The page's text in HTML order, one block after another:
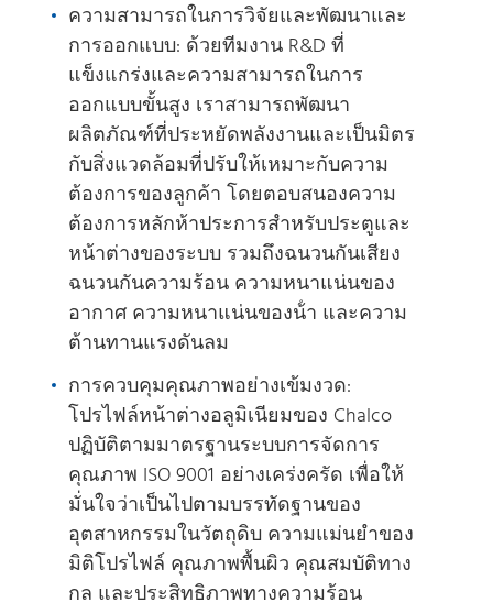
ความสามารถในการวิจัยและพัฒนาและ
การออกแบบ: ด้วยทีมงาน R&D ที่
แข็งแกร่งและความสามารถในการ
ออกแบบขั้นสูง เราสามารถพัฒนา
ผลิตภัณฑ์ที่ประหยัดพลังงานและเป็นมิตร
กับสิ่งแวดล้อมที่ปรับให้เหมาะกับความ
ต้องการของลูกค้า โดยตอบสนองความ
ต้องการหลักห้าประการสําหรับประตูและ
หน้าต่างของระบบ รวมถึงฉนวนกันเสียง
ฉนวนกันความร้อน ความหนาแน่นของ
อากาศ ความหนาแน่นของน้ํา และความ
ต้านทานแรงดันลม
การควบคุมคุณภาพอย่างเข้มงวด:
โปรไฟล์หน้าต่างอลูมิเนียมของ Chalco
ปฏิบัติตามมาตรฐานระบบการจัดการ
คุณภาพ ISO 9001 อย่างเคร่งครัด เพื่อให้
มั่นใจว่าเป็นไปตามบรรทัดฐานของ
อุตสาหกรรมในวัตถุดิบ ความแม่นยําของ
มิติโปรไฟล์ คุณภาพพื้นผิว คุณสมบัติทาง
กล และประสิทธิภาพทางความร้อน